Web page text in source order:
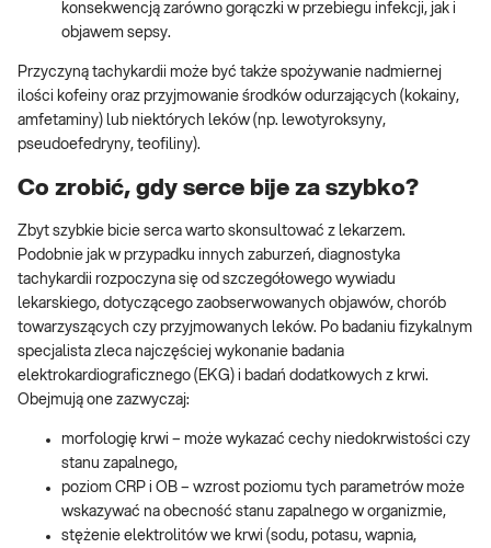
konsekwencją zarówno gorączki w przebiegu infekcji, jak i
objawem sepsy.
Przyczyną tachykardii może być także spożywanie nadmiernej
ilości kofeiny oraz przyjmowanie środków odurzających (kokainy,
amfetaminy) lub niektórych leków (np. lewotyroksyny,
pseudoefedryny, teofiliny).
Co zrobić, gdy serce bije za szybko?
Zbyt szybkie bicie serca warto skonsultować z lekarzem.
Podobnie jak w przypadku innych zaburzeń, diagnostyka
tachykardii rozpoczyna się od szczegółowego wywiadu
lekarskiego, dotyczącego zaobserwowanych objawów, chorób
towarzyszących czy przyjmowanych leków. Po badaniu fizykalnym
specjalista zleca najczęściej wykonanie badania
elektrokardiograficznego (EKG) i badań dodatkowych z krwi.
Obejmują one zazwyczaj:
morfologię krwi – może wykazać cechy niedokrwistości czy
stanu zapalnego,
poziom CRP i OB – wzrost poziomu tych parametrów może
wskazywać na obecność stanu zapalnego w organizmie,
stężenie elektrolitów we krwi (sodu, potasu, wapnia,